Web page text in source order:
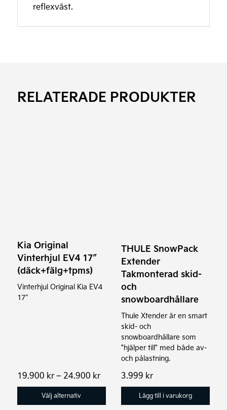
reflexväst.
RELATERADE PRODUKTER
Kia Original
Vinterhjul EV4 17″
(däck+fälg+tpms)
Vinterhjul Original Kia EV4
17″
19.900 kr– 24.900 krPrisintervall:
19.900 kr
24.900 kr
Välj alternativ
olika
alternativen
kan
på
THULE SnowPack
Extender
Takmonterad skid-
och
snowboardhållare
Thule Xtender är en smart
skid- och
snowboardhållare som
"hjälper till" med både av-
och pålastning.
3.999 kr
Lägg till i varukorg